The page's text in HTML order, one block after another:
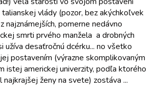
vlády (pozor, bez akýchkoľvek
najznámejších, pomerne nedávno
smrti prvého manžela a drobných
užíva desaťročnú dcérku... no všetko
postavením (výrazne skomplikovaným
istej americkej univerzity, podľa ktorého
ženy na svete) zostáva ...